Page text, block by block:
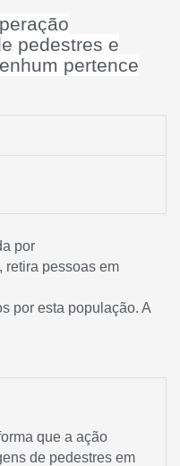
pedestres e
pertence
por
retira pessoas em
por esta população. A
que a ação
de pedestres em